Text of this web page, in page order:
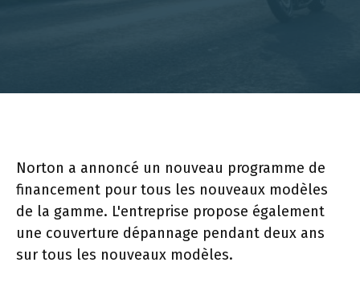
Norton a annoncé un nouveau programme de
financement pour tous les nouveaux modèles
de la gamme. L'entreprise propose également
une couverture dépannage pendant deux ans
sur tous les nouveaux modèles.